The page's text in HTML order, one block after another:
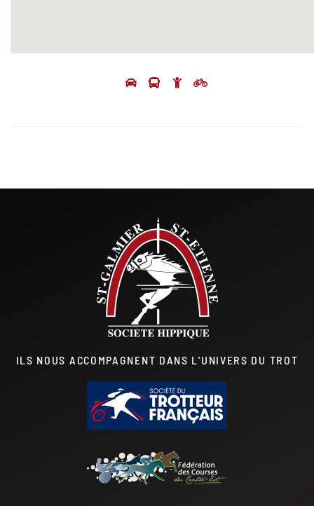
ILS NOUS ACCOMPAGNENT DANS L'UNIVERS DU TROT